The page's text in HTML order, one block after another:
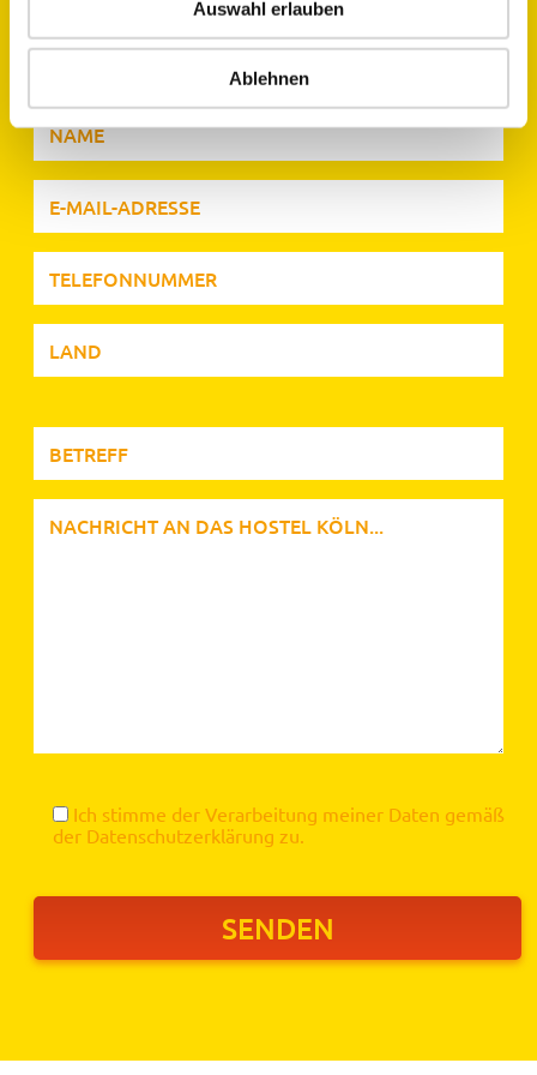
Auswahl erlauben
Ablehnen
Ich stimme der Verarbeitung meiner Daten gemäß
der Datenschutzerklärung zu.